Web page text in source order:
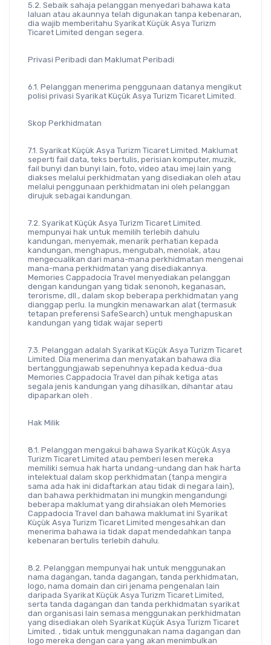
5.2. Sebaik sahaja pelanggan menyedari bahawa kata
laluan atau akaunnya telah digunakan tanpa kebenaran,
dia wajib memberitahu Syarikat Küçük Asya Turizm
Ticaret Limited dengan segera.
Privasi Peribadi dan Maklumat Peribadi
6.1. Pelanggan menerima penggunaan datanya mengikut
polisi privasi Syarikat Küçük Asya Turizm Ticaret Limited.
Skop Perkhidmatan
7.1. Syarikat Küçük Asya Turizm Ticaret Limited. Maklumat
seperti fail data, teks bertulis, perisian komputer, muzik,
fail bunyi dan bunyi lain, foto, video atau imej lain yang
diakses melalui perkhidmatan yang disediakan oleh atau
melalui penggunaan perkhidmatan ini oleh pelanggan
dirujuk sebagai kandungan.
7.2. Syarikat Küçük Asya Turizm Ticaret Limited.
mempunyai hak untuk memilih terlebih dahulu
kandungan, menyemak, menarik perhatian kepada
kandungan, menghapus, mengubah, menolak, atau
mengecualikan dari mana-mana perkhidmatan mengenai
mana-mana perkhidmatan yang disediakannya.
Memories Cappadocia Travel menyediakan pelanggan
dengan kandungan yang tidak senonoh, keganasan,
terorisme, dll., dalam skop beberapa perkhidmatan yang
dianggap perlu. Ia mungkin menawarkan alat (termasuk
tetapan preferensi SafeSearch) untuk menghapuskan
kandungan yang tidak wajar seperti
7.3. Pelanggan adalah Syarikat Küçük Asya Turizm Ticaret
Limited. Dia menerima dan menyatakan bahawa dia
bertanggungjawab sepenuhnya kepada kedua-dua
Memories Cappadocia Travel dan pihak ketiga atas
segala jenis kandungan yang dihasilkan, dihantar atau
dipaparkan oleh .
Hak Milik
8.1. Pelanggan mengakui bahawa Syarikat Küçük Asya
Turizm Ticaret Limited atau pemberi lesen mereka
memiliki semua hak harta undang-undang dan hak harta
intelektual dalam skop perkhidmatan (tanpa mengira
sama ada hak ini didaftarkan atau tidak di negara lain),
dan bahawa perkhidmatan ini mungkin mengandungi
beberapa maklumat yang dirahsiakan oleh Memories
Cappadocia Travel dan bahawa maklumat ini Syarikat
Küçük Asya Turizm Ticaret Limited mengesahkan dan
menerima bahawa ia tidak dapat mendedahkan tanpa
kebenaran bertulis terlebih dahulu.
8.2. Pelanggan mempunyai hak untuk menggunakan
nama dagangan, tanda dagangan, tanda perkhidmatan,
logo, nama domain dan ciri jenama pengenalan lain
daripada Syarikat Küçük Asya Turizm Ticaret Limited,
serta tanda dagangan dan tanda perkhidmatan syarikat
dan organisasi lain semasa menggunakan perkhidmatan
yang disediakan oleh Syarikat Küçük Asya Turizm Ticaret
Limited. , tidak untuk menggunakan nama dagangan dan
logo mereka dengan cara yang akan menimbulkan